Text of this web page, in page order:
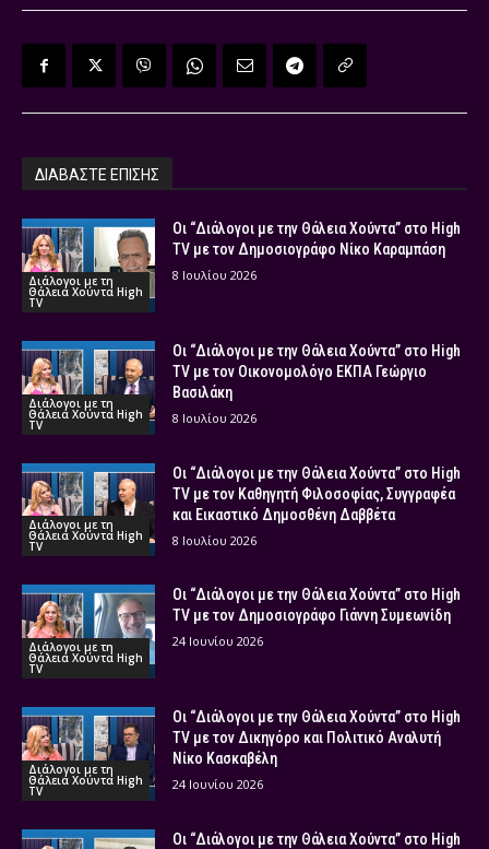
ΔΙΑΒΑΣΤΕ ΕΠΙΣΗΣ
Διάλογοι με τη
Θάλεια Χούντα High
TV
Οι “Διάλογοι με την Θάλεια Χούντα” στο High
TV με τον Δημοσιογράφο Νίκο Καραμπάση
8 Ιουλίου 2026
Διάλογοι με τη
Θάλεια Χούντα High
TV
Οι “Διάλογοι με την Θάλεια Χούντα” στο High
TV με τον Οικονομολόγο ΕΚΠΑ Γεώργιο
Βασιλάκη
8 Ιουλίου 2026
Διάλογοι με τη
Θάλεια Χούντα High
TV
Οι “Διάλογοι με την Θάλεια Χούντα” στο High
TV με τον Καθηγητή Φιλοσοφίας, Συγγραφέα
και Εικαστικό Δημοσθένη Δαββέτα
8 Ιουλίου 2026
Διάλογοι με τη
Θάλεια Χούντα High
TV
Οι “Διάλογοι με την Θάλεια Χούντα” στο High
TV με τον Δημοσιογράφο Γιάννη Συμεωνίδη
24 Ιουνίου 2026
Διάλογοι με τη
Θάλεια Χούντα High
TV
Οι “Διάλογοι με την Θάλεια Χούντα” στο High
TV με τον Δικηγόρο και Πολιτικό Αναλυτή
Νίκο Κασκαβέλη
24 Ιουνίου 2026
Οι “Διάλογοι με την Θάλεια Χούντα” στο High